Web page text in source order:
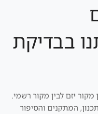
בבדיקת
יזם לבין מקור רשמי.
המתקנים והסיפור